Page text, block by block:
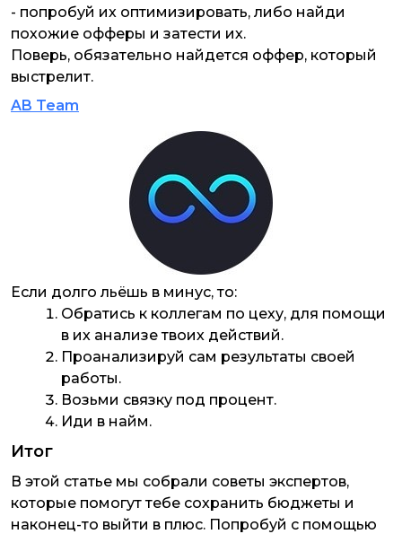
- попробуй их оптимизировать, либо найди
похожие офферы и затести их.
Поверь, обязательно найдется оффер, который
выстрелит.
AB Team
Если долго льёшь в минус, то:
Обратись к коллегам по цеху, для помощи
в их анализе твоих действий.
Проанализируй сам результаты своей
работы.
Возьми связку под процент.
Иди в найм.
Итог
В этой статье мы собрали советы экспертов,
которые помогут тебе сохранить бюджеты и
наконец-то выйти в плюс. Попробуй с помощью